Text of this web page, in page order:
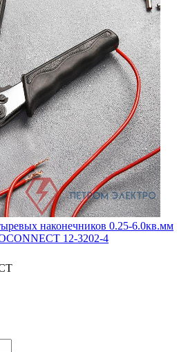
наконечников 0.25-6.0кв.мм
12-3202-4